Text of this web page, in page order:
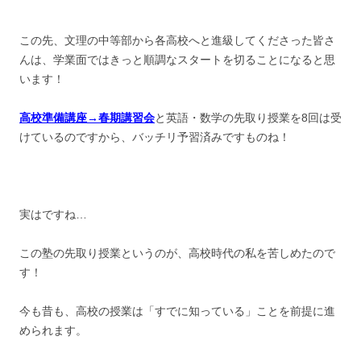
この先、文理の中等部から各高校へと進級してくださった皆さ
んは、学業面ではきっと順調なスタートを切ることになると思
います！
高校準備講座→春期講習会と英語・数学の先取り授業を8回は受
けているのですから、バッチリ予習済みですものね！
実はですね…
この塾の先取り授業というのが、高校時代の私を苦しめたので
す！
今も昔も、高校の授業は「すでに知っている」ことを前提に進
められます。